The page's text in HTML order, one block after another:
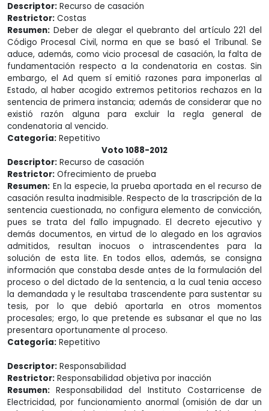
Descriptor: Recurso de casación
Restrictor: Costas
Resumen: Deber de alegar el quebranto del artículo 221 del
Código Procesal Civil, norma en que se basó el Tribunal. Se
aduce, además, como vicio procesal de casación, la falta de
fundamentación respecto a la condenatoria en costas. Sin
embargo, el Ad quem sí emitió razones para imponerlas al
Estado, al haber acogido extremos petitorios rechazos en la
sentencia de primera instancia; además de considerar que no
existió razón alguna para excluir la regla general de
condenatoria al vencido.
Categoría: Repetitivo
Voto 1088-2012
Descriptor: Recurso de casación
Restrictor: Ofrecimiento de prueba
Resumen: En la especie, la prueba aportada en el recurso de
casación resulta inadmisible. Respecto de la trascripción de la
sentencia cuestionada, no configura elemento de convicción,
pues se trata del fallo impugnado. El decreto ejecutivo y
demás documentos, en virtud de lo alegado en los agravios
admitidos, resultan inocuos o intrascendentes para la
solución de esta lite. En todos ellos, además, se consigna
información que constaba desde antes de la formulación del
proceso o del dictado de la sentencia, a la cual tenia acceso
la demandada y le resultaba trascendente para sustentar su
tesis, por lo que debió aportarla en otros momentos
procesales; ergo, lo que pretende es subsanar el que no las
presentara oportunamente al proceso.
Categoría: Repetitivo
Descriptor: Responsabilidad
Restrictor: Responsabilidad objetiva por inacción
Resumen: Responsabilidad del Instituto Costarricense de
Electricidad, por funcionamiento anormal (omisión de dar un